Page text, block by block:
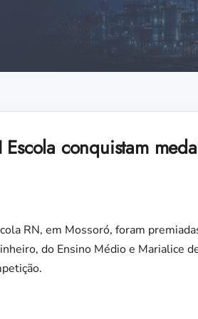
Escola conquistam
RN, em Mossoró, foram
do Ensino Médio e Marialice